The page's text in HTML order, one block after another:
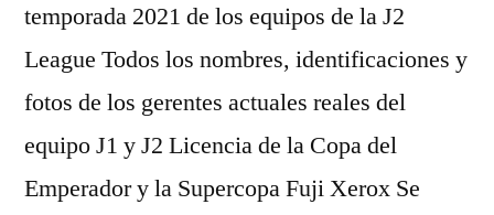
temporada 2021 de los equipos de la J2
League Todos los nombres, identificaciones y
fotos de los gerentes actuales reales del
equipo J1 y J2 Licencia de la Copa del
Emperador y la Supercopa Fuji Xerox Se